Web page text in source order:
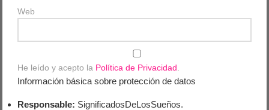
Web
He leído y acepto la Política de Privacidad
Información básica sobre protección de datos
Responsable: SignificadosDeLosSueños.